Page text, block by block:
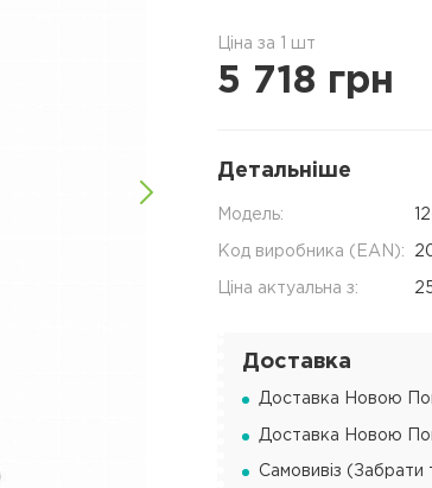
Ціна за 1 шт
5 718 грн
Детальніше
Модель:
Код виробника (EAN):
Ціна актуальна з:
Доставка
Доставка Новою
Доставка Новою
Самовивіз (Забрати